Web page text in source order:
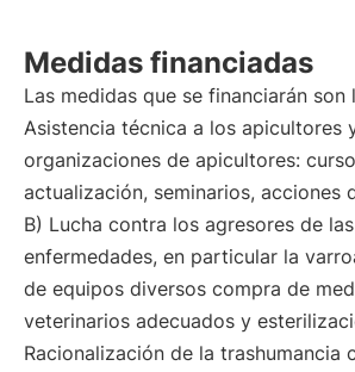
Medidas financiadas
Las medidas que se financiarán son
Asistencia técnica a los apicultores
organizaciones de apicultores:
actualización, seminarios, acciones
B) Lucha contra los agresores de
enfermedades, en particular la
de equipos diversos compra de
veterinarios adecuados y
Racionalización de la trashumancia